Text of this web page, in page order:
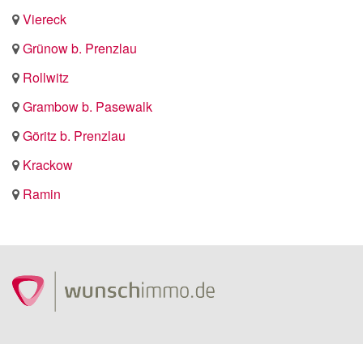
Viereck
Grünow b. Prenzlau
Rollwitz
Grambow b. Pasewalk
Göritz b. Prenzlau
Krackow
Ramin